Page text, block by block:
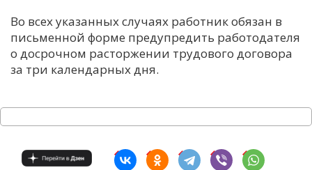
Во всех указанных случаях работник обязан в
письменной форме предупредить работодателя
о досрочном расторжении трудового договора
за три календарных дня.